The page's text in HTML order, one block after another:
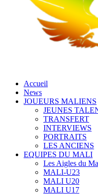
Accueil
News
JOUEURS MALIENS
JEUNES
TRANSFERT
INTERVIEWS
PORTRAITS
LES ANCIENS
EQUIPES DU MALI
Les Aigles du
MALI-U23
MALI U20
MALI U17